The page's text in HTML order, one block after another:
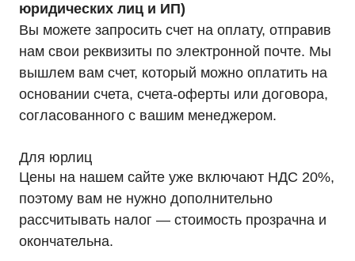
юридических лиц и ИП)
Вы можете запросить счет на оплату, отправив
нам свои реквизиты по электронной почте. Мы
вышлем вам счет, который можно оплатить на
основании счета, счета-оферты или договора,
согласованного с вашим менеджером.
Для юрлиц
Цены на нашем сайте уже включают НДС 20%,
поэтому вам не нужно дополнительно
рассчитывать налог — стоимость прозрачна и
окончательна.
Гарантии
Партнерам
Монтаж
Акции
Контакты
Реквизиты
Режим работы: Пн-Пт: 9:00 —
+7 (495) 846-88-98
8 (800) 444-75-17